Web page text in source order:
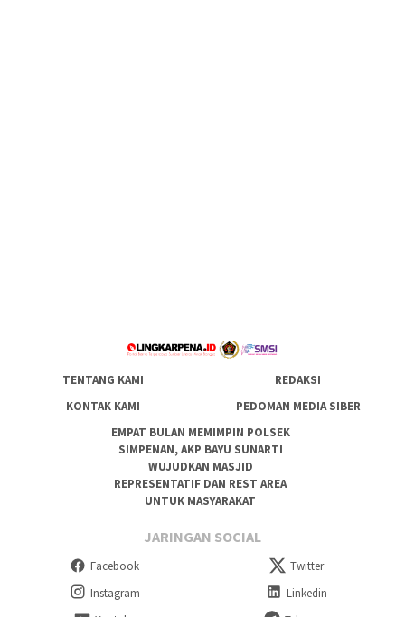
TENTANG KAMI
REDAKSI
KONTAK KAMI
PEDOMAN MEDIA SIBER
EMPAT BULAN MEMIMPIN POLSEK
SIMPENAN, AKP BAYU SUNARTI
WUJUDKAN MASJID
REPRESENTATIF DAN REST AREA
UNTUK MASYARAKAT
JARINGAN SOCIAL
Facebook
Twitter
Instagram
Linkedin